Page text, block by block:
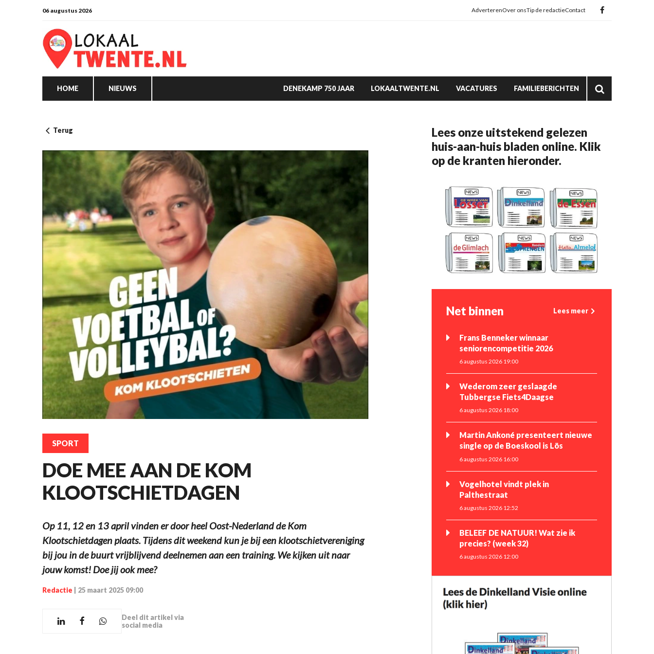
06 augustus 2026 AdverterenOver onsTip de redactieContact
HOME NIEUWS DENEKAMP 750 JAAR LOKAALTWENTE.NL VACATURES FAMILIEBERICHTEN
Terug
SPORT
DOE MEE AAN DE KOM
KLOOTSCHIETDAGEN
Op 11, 12 en 13 april vinden er door heel Oost-Nederland de Kom
Klootschietdagen plaats. Tijdens dit weekend kun je bij een klootschietvereniging
bij jou in de buurt vrijblijvend deelnemen aan een training. We kijken uit naar
jouw komst! Doe jij ook mee?
Redactie 25 maart 2025 09:00
Deel dit artikel via
social media
Lees onze uitstekend gelezen
huis-aan-huis bladen online. Klik
op de kranten hieronder.
Net binnen Lees meer
Frans Benneker winnaar
seniorencompetitie 2026
6 augustus 2026 19:00
Wederom zeer geslaagde
Tubbergse Fiets4Daagse
6 augustus 2026 18:00
Martin Ankoné presenteert nieuwe
single op de Boeskool is Lös
6 augustus 2026 16:00
Vogelhotel vindt plek in
Palthestraat
6 augustus 2026 12:52
BELEEF DE NATUUR! Wat zie ik
precies? (week 32)
6 augustus 2026 12:00